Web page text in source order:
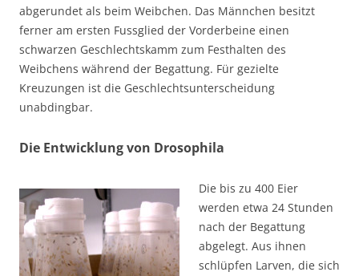
abgerundet als beim Weibchen. Das Männchen besitzt
ferner am ersten Fussglied der Vorderbeine einen
schwarzen Geschlechtskamm zum Festhalten des
Weibchens während der Begattung. Für gezielte
Kreuzungen ist die Geschlechtsunterscheidung
unabdingbar.
Die Entwicklung von Drosophila
Die bis zu 400 Eier
werden etwa 24 Stunden
nach der Begattung
abgelegt. Aus ihnen
schlüpfen Larven, die sich